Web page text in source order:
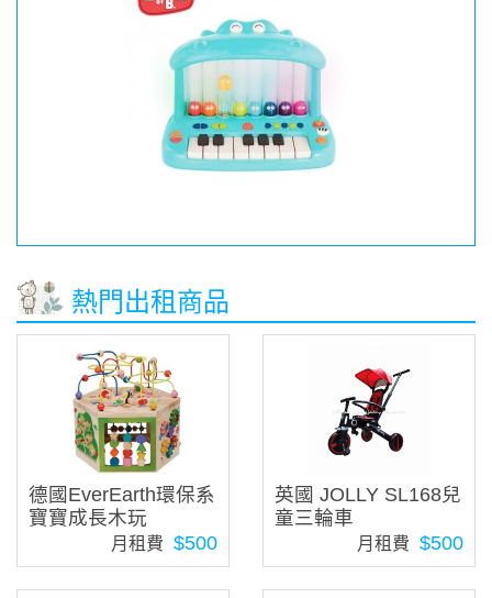
熱門出租商品
德國EverEarth環保系
寶寶成長木玩
月租費 $500
英國 JOLLY SL168兒
童三輪車
月租費 $500